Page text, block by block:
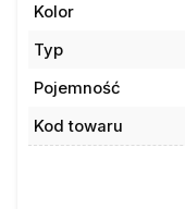
Kolor
Typ
Pojemność
Kod towaru